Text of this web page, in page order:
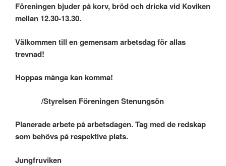
Föreningen bjuder på korv, bröd och dricka vid Koviken
mellan 12.30-13.30.
Välkommen till en gemensam arbetsdag för allas
trevnad!
Hoppas många kan komma!
/Styrelsen Föreningen Stenungsön
Planerade arbete på arbetsdagen. Tag med de redskap
som behövs på respektive plats.
Jungfruviken